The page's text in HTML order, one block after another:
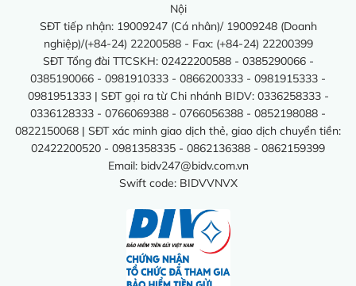
Nội
SĐT tiếp nhận: 19009247 (Cá nhân)/ 19009248 (Doanh
nghiệp)/(+84-24) 22200588 - Fax: (+84-24) 22200399
SĐT Tổng đài TTCSKH: 02422200588 - 0385290066 -
0385190066 - 0981910333 - 0866200333 - 0981915333 -
0981951333 | SĐT gọi ra từ Chi nhánh BIDV: 0336258333 -
0336128333 - 0766069388 - 0766056388 - 0852198088 -
0822150068 | SĐT xác minh giao dịch thẻ, giao dịch chuyển tiền:
02422200520 - 0981358335 - 0862136388 - 0862159399
Email: bidv247@bidv.com.vn
Swift code: BIDVVNVX